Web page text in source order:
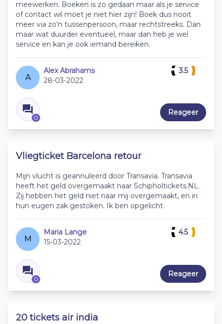
meewerken. Boeken is zo gedaan maar als je service
of contact wil moet je niet hier zijn! Boek dus nooit
meer via zo'n tussenpersoon, maar rechtstreeks. Dan
maar wat duurder eventueel, maar dan heb je wel
service en kan je ook iemand bereiken.
A
Alex Abrahams
28-03-2022
0
3.5
Reageer
Vliegticket Barcelona retour
Mijn vlucht is geannuleerd door Transavia. Transavia
heeft het geld overgemaakt naar Schipholtickets.NL.
Zij hebben het geld niet naar mij overgemaakt, en in
hun eugen zak gestoken. Ik ben opgelicht.
M
Maria Lange
15-03-2022
0
4.5
Reageer
20 tickets air india